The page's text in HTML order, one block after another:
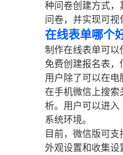
种问卷创建方式，
问卷，并实现可视
在线表单哪个
制作在线表单可以
免费创建报名表，
用户除了可以在电
在手机微信上搜索
析。用户可以进入
系统环境。
目前，微信版可
外观设置和收集设